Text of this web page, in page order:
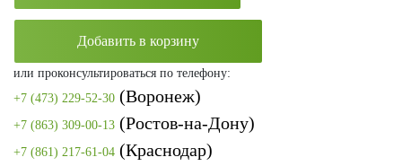
Добавить в корзину
или проконсультироваться по телефону:
+7 (473) 229-52-30 (Воронеж)
+7 (863) 309-00-13 (Ростов-на-Дону)
+7 (861) 217-61-04 (Краснодар)